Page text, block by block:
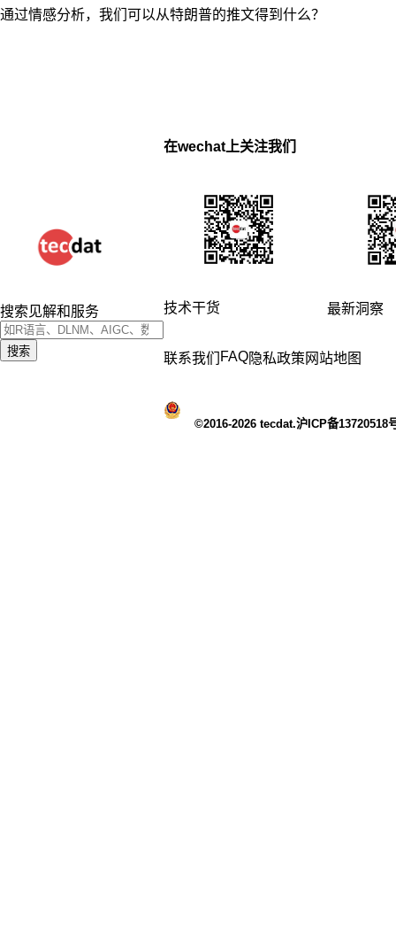
通过情感分析，我们可以从特朗普的推文得到什么？
搜索见解和服务
搜索
在wechat上关注我们
技术干货 最新洞察
联系我们 FAQ隐私政策 网站地图
©2016-2026 tecdat.沪ICP备13720518